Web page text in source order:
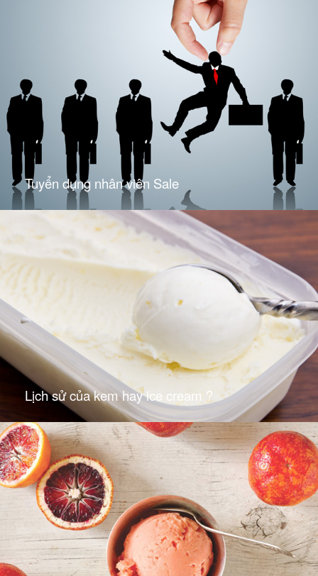
Tuyển dụng nhân viên Sale
Lịch sử của kem hay ice cream ?